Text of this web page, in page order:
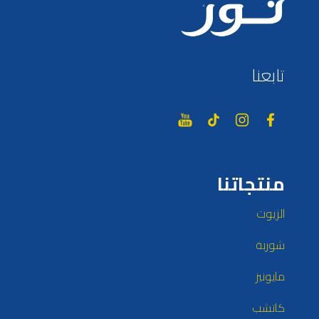
تابعنا
منتجاتنا
الزيوت
شوربة
مايونيز
كاتشب